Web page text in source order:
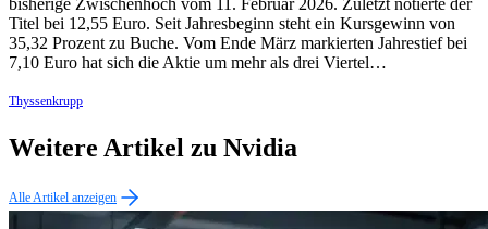
bisherige Zwischenhoch vom 11. Februar 2026. Zuletzt notierte der
Titel bei 12,55 Euro. Seit Jahresbeginn steht ein Kursgewinn von
35,32 Prozent zu Buche. Vom Ende März markierten Jahrestief bei
7,10 Euro hat sich die Aktie um mehr als drei Viertel…
Thyssenkrupp
Weitere Artikel zu Nvidia
Alle Artikel anzeigen